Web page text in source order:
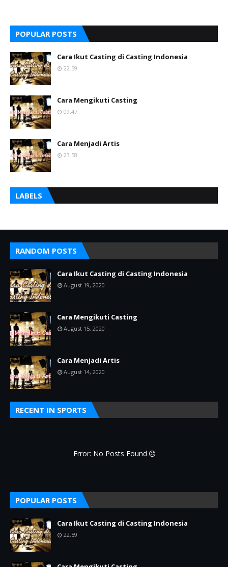
POPULAR POSTS
Cara Ikut Casting di Casting Indonesia
22.59
Cara Mengikuti Casting
09.47
Cara Menjadi Artis
23.58
LABELS
RANDOM POSTS
Cara Ikut Casting di Casting Indonesia
August 19, 2020
Cara Mengikuti Casting
August 15, 2020
Cara Menjadi Artis
August 14, 2020
RECENT IN SPORTS
Error: No Posts Found
POPULAR POSTS
Cara Ikut Casting di Casting Indonesia
22.59